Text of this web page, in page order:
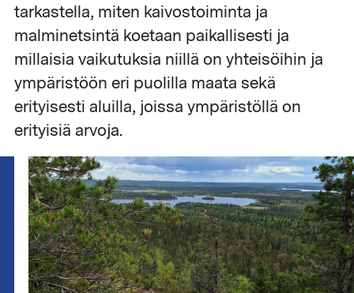
tarkastella, miten kaivostoiminta ja
malminetsintä koetaan paikallisesti ja
millaisia vaikutuksia niillä on yhteisöihin ja
ympäristöön eri puolilla maata sekä
erityisesti aluilla, joissa ympäristöllä on
erityisiä arvoja.